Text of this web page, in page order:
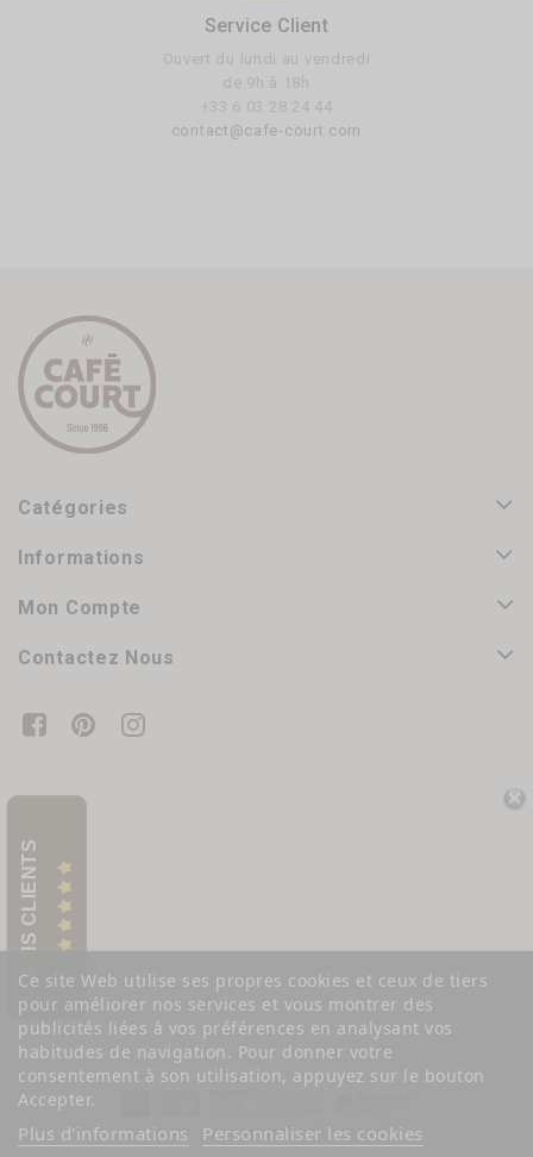
Service Client
Ouvert du lundi au vendredi
de 9h à 18h
+33 6 03 28 24 44
contact@cafe-court.com
Catégories
Informations
Mon Compte
Contactez Nous
AVIS CLIENTS
Ce site Web utilise ses propres cookies et ceux de tiers
pour améliorer nos services et vous montrer des
publicités liées à vos préférences en analysant vos
habitudes de navigation. Pour donner votre
consentement à son utilisation, appuyez sur le bouton
Accepter.
Plus d'informations Personnaliser les cookies
SITE ET PAIEMENT SÉCURISÉ